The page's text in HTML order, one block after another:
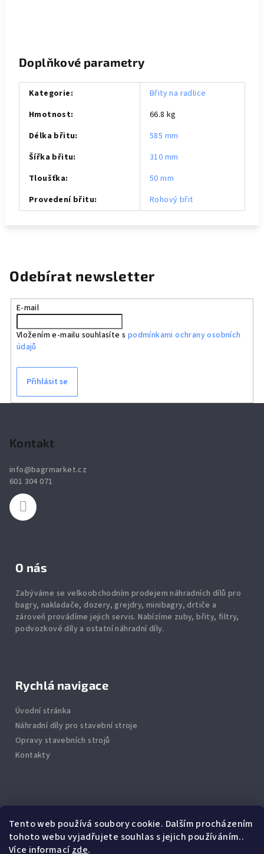
Tento web používá soubory cookie. Dalším procházením
tohoto webu vyjadřujete souhlas s jejich používáním..
Více informacízde.
Doplňkové parametry
Kategorie:
Břity na radlice
Hmotnost:
66.8 kg
Délka břitu:
585 mm
Šířka břitu:
310 mm
Tloušťka:
50 mm
Provedení břitu: Rohový břit
Odebírat newsletter
E-mail
Vložením e-mailu souhlasíte s podmínkami ochrany osobních
údajů
Přihlásit se
Kontakt
info@bagrmarket.cz
601 304 071
O nás
Zabýváme se velkoobchodním prodejem náhradních dílů pro
bagry, nakladače, dozery, grejdry, minibagry, drtiče a
zároveň provádíme jejich servis. Nabízíme zuby,břity,filtry,
podvozkové díly a ostatní náhradní díly.
Rychlá navigace
Úvodní stránka
Náhradní díly pro stavební stroje
Opravy stavebních strojů
Kontakty
Jak nakupovat